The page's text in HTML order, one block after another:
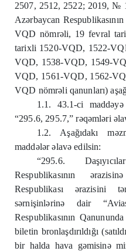
2507, 2512, 2522; 2019, №
Azərbaycan
VQD nömrəli, 19 fevral
tarixli 1520-VQD, 1522-
VQD, 1538-VQD, 1549-
VQD, 1561-VQD, 1562-
VQD nömrəli qanunları)
1.1. 43.1-ci
“295.6, 295.7,” rəqəmləri
1.2. Aşağıdakı
maddələr əlavə edilsin:
“295.6.
Respublikasının
Respublikası ərazisini
sərnişinlərinə dair
Respublikasının
biletin bronlaşdırıldığı
bir halda hava gəmisinə